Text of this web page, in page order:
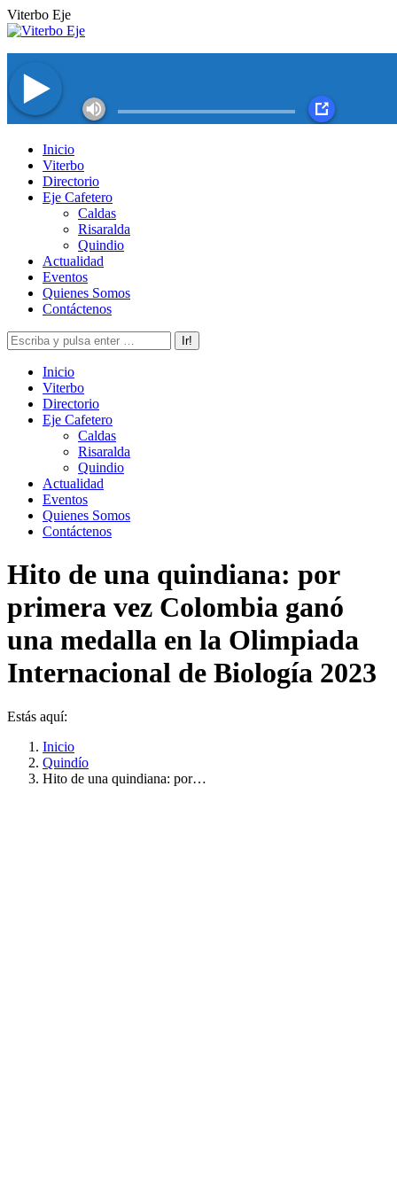
Saltar
al
Viterbo Eje
Facebook
page
opens
Twitter
page
opens
Instagram
page
opens
YouTube
page
opens
Inicio
Viterbo
Directorio
Eje Cafetero
Caldas
Risaralda
Quindio
Actualidad
Eventos
Quienes Somos
Contáctenos
Buscar:
Inicio
Viterbo
Directorio
Eje Cafetero
Caldas
Risaralda
Quindio
Actualidad
Eventos
Quienes Somos
Contáctenos
Hito de una quindiana: por
primera vez Colombia ganó
una medalla en la Olimpiada
Internacional de Biología 2023
Estás aquí:
Inicio
Quindío
Hito de una quindiana: por…